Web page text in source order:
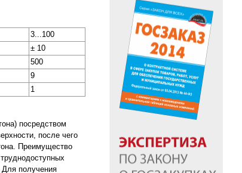
3...100
± 10
500
9
1
посредством
после чего
Преимущество
Для получения